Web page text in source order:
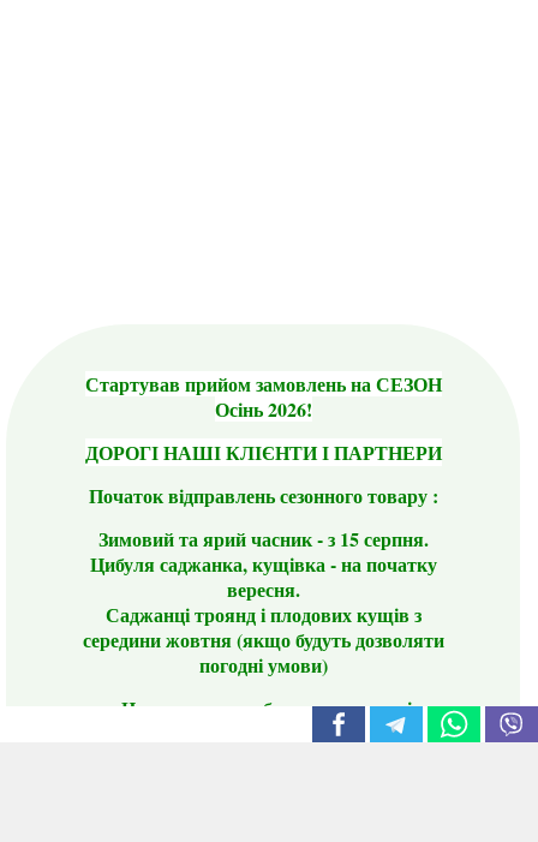
Стартував прийом замовлень на СЕЗОН
Осінь 2026!
ДОРОГІ НАШІ КЛІЄНТИ І ПАРТНЕРИ
Початок відправлень сезонного товару :
Зимовий та ярий часник - з 15 серпня.
Цибуля саджанка, кущівка - на початку
вересня.
Саджанці троянд і плодових кущів з
середини жовтня (якщо будуть дозволяти
погодні умови)
Цього сезону ви будете задоволені
традиційно гарним асортиментом цибулі